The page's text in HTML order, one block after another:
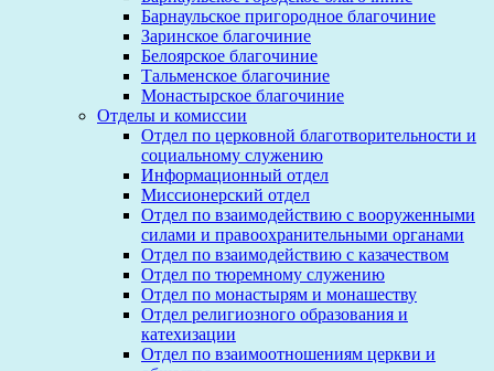
Барнаульское пригородное благочиние
Заринское благочиние
Белоярское благочиние
Тальменское благочиние
Монастырское благочиние
Отделы и комиссии
Отдел по церковной благотворительности и
социальному служению
Информационный отдел
Миссионерский отдел
Отдел по взаимодействию с вооруженными
силами и правоохранительными органами
Отдел по взаимодействию с казачеством
Отдел по тюремному служению
Отдел по монастырям и монашеству
Отдел религиозного образования и
катехизации
Отдел по взаимоотношениям церкви и